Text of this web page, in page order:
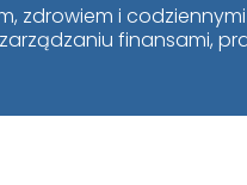
zdrowiem i
finansami,